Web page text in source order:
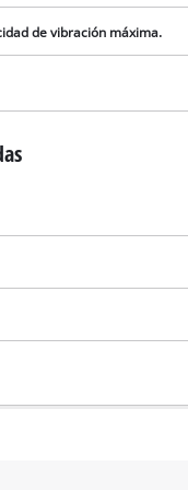
de vibración máxima.